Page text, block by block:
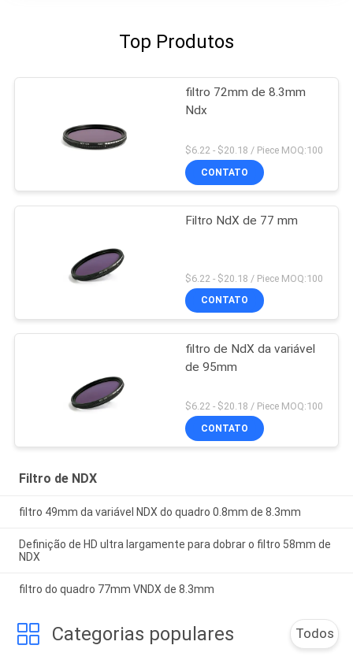
Top Produtos
filtro 72mm de 8.3mm
Ndx
$6.22 - $20.18 / Piece MOQ:100
CONTATO
Filtro NdX de 77 mm
$6.22 - $20.18 / Piece MOQ:100
CONTATO
filtro de NdX da variável
de 95mm
$6.22 - $20.18 / Piece MOQ:100
CONTATO
Filtro de NDX
filtro 49mm da variável NDX do quadro 0.8mm de 8.3mm
Definição de HD ultra largamente para dobrar o filtro 58mm de
NDX
filtro do quadro 77mm VNDX de 8.3mm
Categorias populares Todos